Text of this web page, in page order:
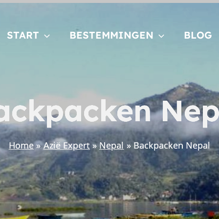
START BESTEMMINGEN BLOG
Home Azië Expert Nepal Backpacken Nepal